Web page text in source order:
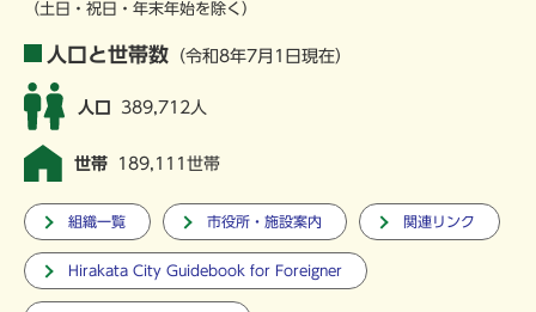
（土日・祝日・年末年始を除く）
人口と世帯数 （令和8年7月1日現在）
人口 389,712人
世帯 189,111世帯
組織一覧 市役所・施設案内 関連リンク
Hirakata City Guidebook for Foreigner